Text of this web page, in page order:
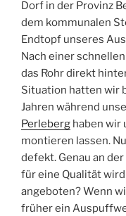
Dorf in der Provinz
dem kommunalen
Endtopf unseres
Nach einer
das Rohr direkt
Situation hatten wir
Jahren während
Perleberg haben wir
montieren lassen.
defekt. Genau an
für eine Qualität
angeboten? Wenn
früher ein